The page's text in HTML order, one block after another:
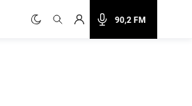
90,2 FM